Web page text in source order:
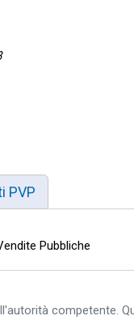
PVP
Pubbliche
competente.